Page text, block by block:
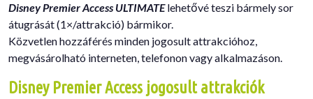
Disney Premier Access ULTIMATElehetővé teszi bármely sor
átugrását (1×/attrakció) bármikor.
Közvetlen hozzáférés minden jogosult attrakcióhoz,
megvásárolható interneten, telefonon vagy alkalmazáson.
Disney Premier Access jogosult attrakciók